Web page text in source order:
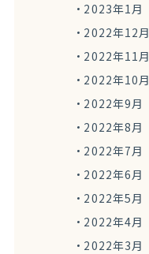
2023年1月
2022年12月
2022年11月
2022年10月
2022年9月
2022年8月
2022年7月
2022年6月
2022年5月
2022年4月
2022年3月